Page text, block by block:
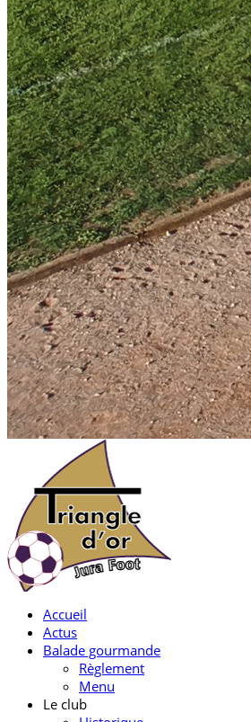
Accueil
Actus
Balade gourmande
Règlement
Menu
Le club